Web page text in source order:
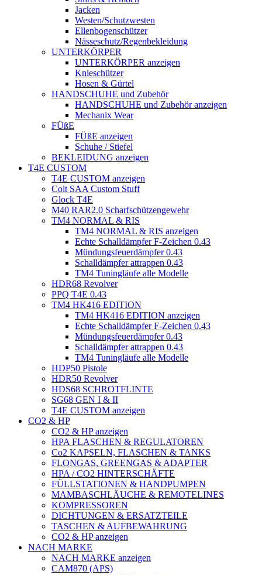
Jacken
Westen/Schutzwesten
Ellenbogenschützer
Nässeschutz/Regenbekleidung
UNTERKÖRPER
UNTERKÖRPER anzeigen
Knieschützer
Hosen & Gürtel
HANDSCHUHE und Zubehör
HANDSCHUHE und Zubehör anzeigen
Mechanix Wear
FÜßE
FÜßE anzeigen
Schuhe / Stiefel
BEKLEIDUNG anzeigen
T4E CUSTOM
T4E CUSTOM anzeigen
Colt SAA Custom Stuff
Glock T4E
M40 RAR2.0 Scharfschützengewehr
TM4 NORMAL & RIS
TM4 NORMAL & RIS anzeigen
Echte Schalldämpfer F-Zeichen 0.43
Mündungsfeuerdämpfer 0.43
Schalldämpfer attrappen 0.43
TM4 Tuningläufe alle Modelle
HDR68 Revolver
PPQ T4E 0.43
TM4 HK416 EDITION
TM4 HK416 EDITION anzeigen
Echte Schalldämpfer F-Zeichen 0.43
Mündungsfeuerdämpfer 0.43
Schalldämpfer attrappen 0.43
TM4 Tuningläufe alle Modelle
HDP50 Pistole
HDR50 Revolver
HDS68 SCHROTFLINTE
SG68 GEN I & II
T4E CUSTOM anzeigen
CO2 & HP
CO2 & HP anzeigen
HPA FLASCHEN & REGULATOREN
Co2 KAPSELN, FLASCHEN & TANKS
FLONGAS, GREENGAS & ADAPTER
HPA / CO2 HINTERSCHÄFTE
FÜLLSTATIONEN & HANDPUMPEN
MAMBASCHLÄUCHE & REMOTELINES
KOMPRESSOREN
DICHTUNGEN & ERSATZTEILE
TASCHEN & AUFBEWAHRUNG
CO2 & HP anzeigen
NACH MARKE
NACH MARKE anzeigen
CAM870 (APS)